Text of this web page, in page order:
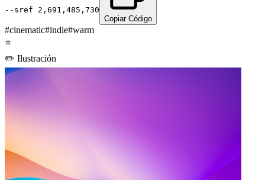
--sref 2,691,485,730
Copiar Código
#cinematic#indie#warm
⭐
✏️ Ilustración